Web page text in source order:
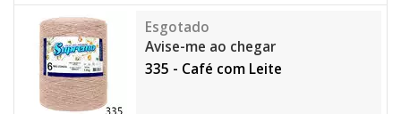
Avise-me ao chegar
335 - Café com Leite